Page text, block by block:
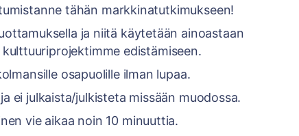
tähän markkinatutkimukseen!
ja niitä käytetään ainoastaan
edistämiseen.
osapuolille ilman lupaa.
ei julkaista/julkisteta missään muodossa.
vie aikaa noin 10 minuuttia.